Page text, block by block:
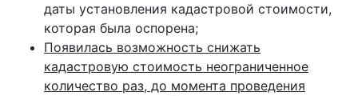
даты установления кадастровой стоимости,
которая была оспорена;
Появилась возможность снижать
кадастровую стоимость неограниченное
количество раз, до момента проведения